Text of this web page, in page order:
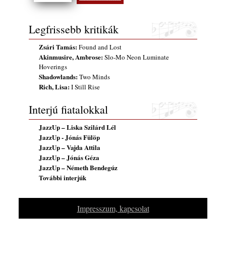
gyermekeik – 42. rész: Vörös László +
2026. július 30.
The Next Generation — 11. rész: Horváth
Szabolcs
2026. július 25.
Eged Márton: Old Songs
2026. július 25.
FREE JAZZ ALBUMS 2026 - 134. rész
2026. július 16.
A free jazz kiemelkedő alakjai - 79. rész:
Marion Brown
2026. július 13.
Legfrissebb kritikák
Zsári Tamás:Found and Lost
Akinmusire, Ambrose:Slo-Mo Neon Luminate
Hoverings
Shadowlands:Two Minds
Rich, Lisa:I Still Rise
Interjú fiatalokkal
JazzUp – Liska Szilárd Lél
JazzUp - Jónás Fülöp
JazzUp – Vajda Attila
JazzUp – Jónás Géza
JazzUp – Németh Bendegúz
További interjúk
Impresszum, kapcsolat